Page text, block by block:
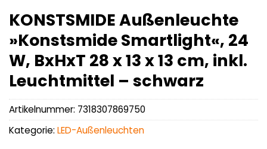
KONSTSMIDE Außenleuchte
»Konstsmide Smartlight«, 24
W, BxHxT 28 x 13 x 13 cm, inkl.
Leuchtmittel – schwarz
Artikelnummer: 7318307869750
Kategorie: LED-Außenleuchten